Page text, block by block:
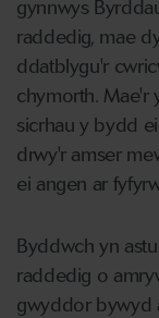
gynnwys
raddedig, mae
ddatblygu'r
chymorth.
sicrhau y bydd
drwy'r amser
ei angen ar
Byddwch yn
raddedig o
gwyddor bywyd